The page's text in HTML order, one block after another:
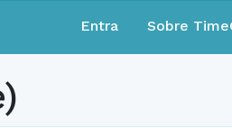
Entra Sobre